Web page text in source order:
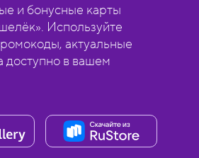
и бонусные карты
Используйте
актуальные
доступно в вашем